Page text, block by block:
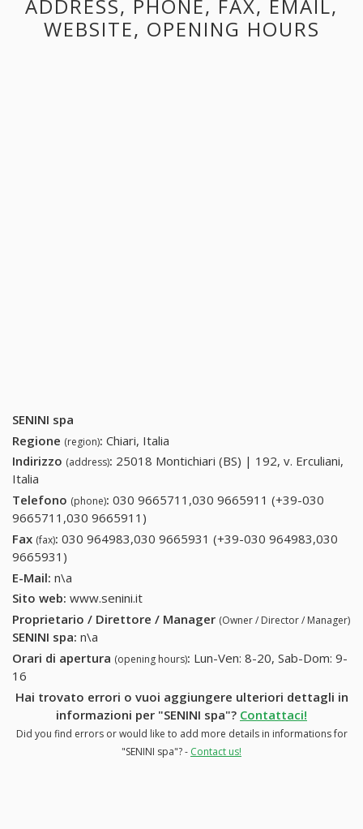
ADDRESS, PHONE, FAX, EMAIL,
WEBSITE, OPENING HOURS
SENINI spa
Regione (region): Chiari, Italia
Indirizzo (address): 25018 Montichiari (BS) | 192, v. Erculiani,
Italia
Telefono (phone): 030 9665711,030 9665911 (+39-030
9665711,030 9665911)
9665711,030 9665911)
Fax (fax): 030 964983,030 9665931 (+39-030 964983,030
9665931)
9665931)
E-Mail: n\a
Sito web: www.senini.it
Proprietario / Direttore / Manager (Owner / Director / Manager)
SENINI spa: n\a
Orari di apertura (opening hours): Lun-Ven: 8-20, Sab-Dom: 9-
16
Hai trovato errori o vuoi aggiungere ulteriori dettagli in
informazioni per "SENINI spa"? Contattaci!
Did you find errors or would like to add more details in informations for
"SENINI spa"? - Contact us!